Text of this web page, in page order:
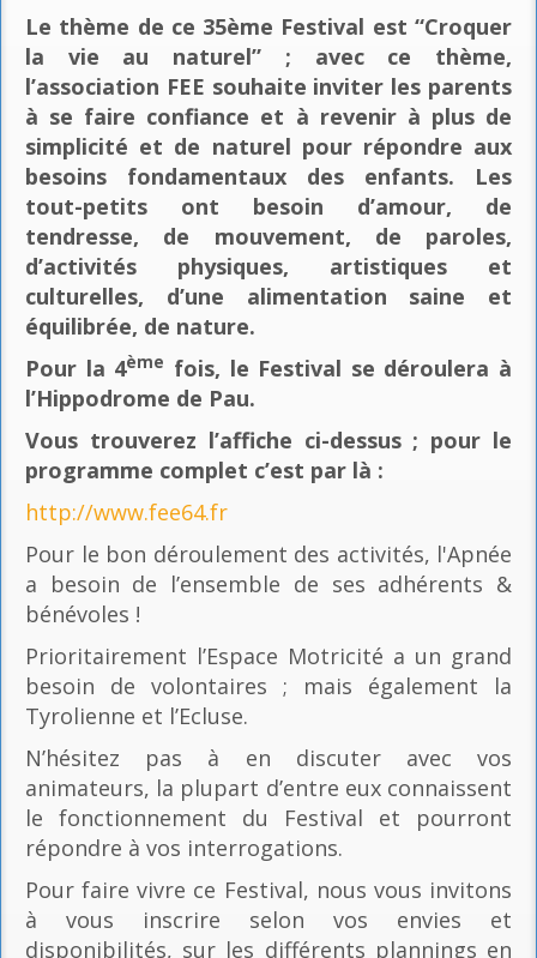
Le thème de ce 35ème Festival est “Croquer
la vie au naturel” ; avec ce thème,
l’association FEE souhaite inviter les parents
à se faire confiance et à revenir à plus de
simplicité et de naturel pour répondre aux
besoins fondamentaux des enfants. Les
tout-petits ont besoin d’amour, de
tendresse, de mouvement, de paroles,
d’activités physiques, artistiques et
culturelles, d’une alimentation saine et
équilibrée, de nature.
Pour la 4ème fois, le Festival se déroulera à
l’Hippodrome de Pau.
Vous trouverez l’affiche ci-dessus ; pour le
programme complet c’est par là :
http://www.fee64.fr
Pour le bon déroulement des activités, l'Apnée
a besoin de l’ensemble de ses adhérents &
bénévoles !
Prioritairement l’Espace Motricité a un grand
besoin de volontaires ; mais également la
Tyrolienne et l’Ecluse.
N’hésitez pas à en discuter avec vos
animateurs, la plupart d’entre eux connaissent
le fonctionnement du Festival et pourront
répondre à vos interrogations.
Pour faire vivre ce Festival, nous vous invitons
à vous inscrire selon vos envies et
disponibilités, sur les différents plannings en